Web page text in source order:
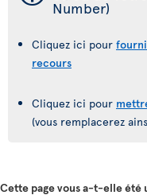
Number)
Cliquez ici pour
recours
Cliquez ici pour
(vous remplacerez
Cette page vous a-t-elle été